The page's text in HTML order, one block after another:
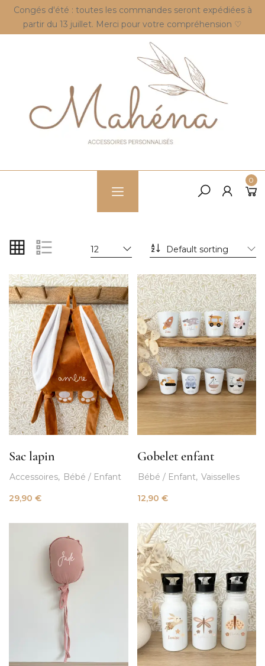
Congés d'été : toutes les commandes seront expédiées à
partir du 13 juillet. Merci pour votre compréhension ♡
0
Default sorting
12
Sac lapin
Accessoires
Bébé / Enfant
29,90 €
Gobelet enfant
Bébé / Enfant Vaisselles
12,90 €